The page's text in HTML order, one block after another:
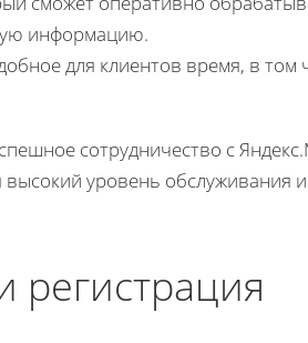
информацию.
для клиентов время, в том
сотрудничество с
уровень обслуживания и